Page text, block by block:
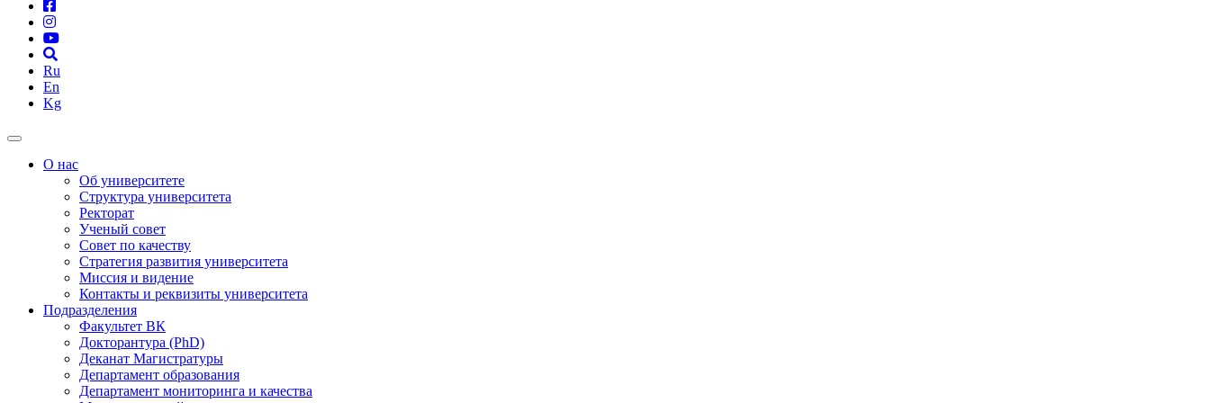
Ru
En
Kg
О нас
Об университете
Структура университета
Ректорат
Ученый совет
Совет по качеству
Стратегия развития университета
Миссия и видение
Контакты и реквизиты университета
Подразделения
Факультет ВК
Докторантура (PhD)
Деканат Магистратуры
Департамент образования
Департамент мониторинга и качества